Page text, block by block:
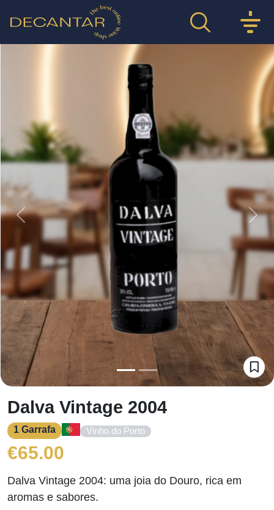
Previous
Dalva Vintage 2004
1 Garrafa Vinho do Porto
€65.00
Dalva Vintage 2004: uma joia do Douro, rica em
aromas e sabores.